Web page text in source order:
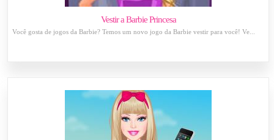
Vestir a Barbie Princesa
Você gosta de jogos da Barbie? Temos um novo jogo da Barbie vestir para você! Ve...